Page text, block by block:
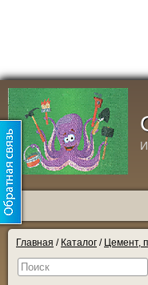
Главная / Каталог / Цемент,